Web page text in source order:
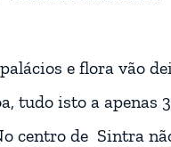
e flora vão
tudo isto a apenas
centro de Sintra